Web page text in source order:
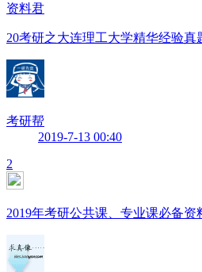
资料君
20考研之大连理工大学精华经验真
考研帮
2019-7-13 00:40
2
2019年考研公共课、专业课必备资